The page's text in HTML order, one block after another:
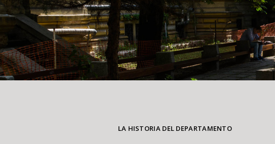
LA HISTORIA DEL DEPARTAMENTO